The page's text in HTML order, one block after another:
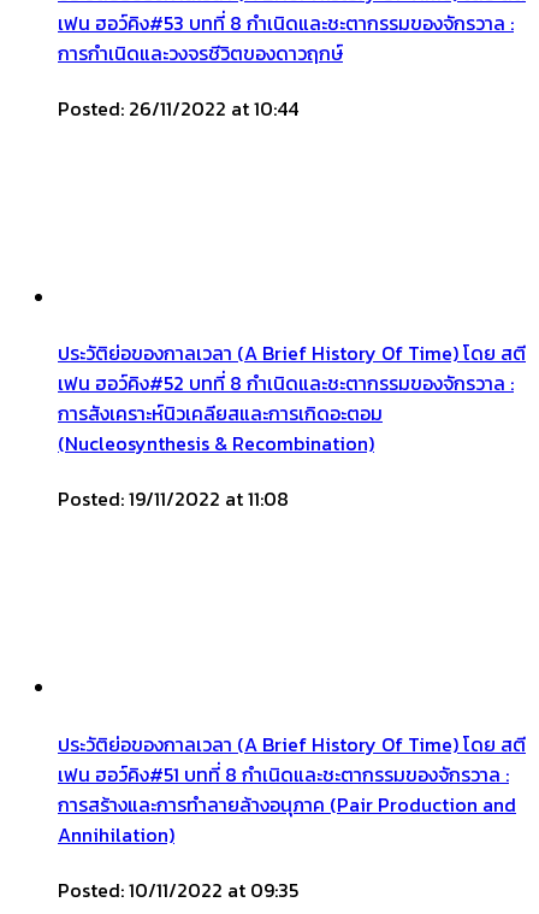
เฟน ฮอว์คิง#53 บทที่ 8 กำเนิดและชะตากรรมของจักรวาล :
การกำเนิดและวงจรชีวิตของดาวฤกษ์
Posted: 26/11/2022 at 10:44
ประวัติย่อของกาลเวลา (A Brief History Of Time) โดย สตี
เฟน ฮอว์คิง#52 บทที่ 8 กำเนิดและชะตากรรมของจักรวาล :
การสังเคราะห์นิวเคลียสและการเกิดอะตอม
(Nucleosynthesis & Recombination)
Posted: 19/11/2022 at 11:08
ประวัติย่อของกาลเวลา (A Brief History Of Time) โดย สตี
เฟน ฮอว์คิง#51 บทที่ 8 กำเนิดและชะตากรรมของจักรวาล :
การสร้างและการทำลายล้างอนุภาค (Pair Production and
Annihilation)
Posted: 10/11/2022 at 09:35